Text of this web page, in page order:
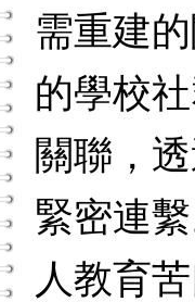
需重建
的學校
關聯，
緊密連
人教育